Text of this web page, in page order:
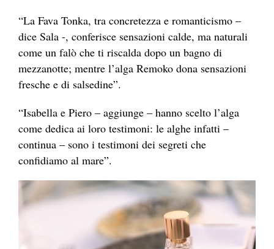
“La Fava Tonka, tra concretezza e romanticismo –
dice Sala -, conferisce sensazioni calde, ma naturali
come un falò che ti riscalda dopo un bagno di
mezzanotte; mentre l’alga Remoko dona sensazioni
fresche e di salsedine”.
“Isabella e Piero – aggiunge – hanno scelto l’alga
come dedica ai loro testimoni: le alghe infatti –
continua – sono i testimoni dei segreti che
confidiamo al mare”.